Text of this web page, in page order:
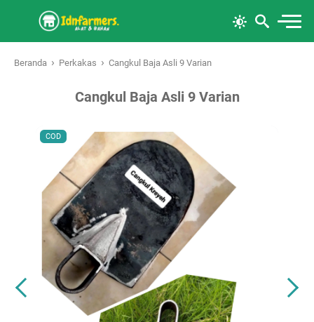
Beranda › Perkakas › Cangkul Baja Asli 9 Varian
Cangkul Baja Asli 9 Varian
COD